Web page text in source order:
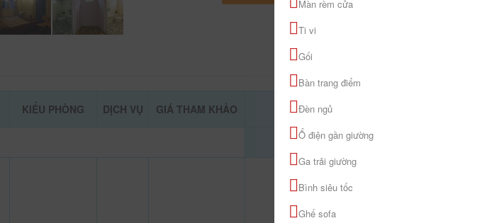
KIỂU PHÒNG DỊCH VỤ GIÁ THAM KHẢO ĐẶT PHÒNG
Màn rèm cửa
Ti vi
Gối
Bàn trang điểm
Đèn ngủ
Ổ điện gần giường
Ga trải giường
Bình siêu tốc
Ghế sofa